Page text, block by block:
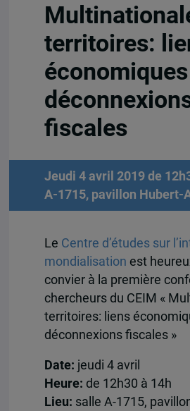
territoires:
fiscales
Jeudi 4 avril 2019 de
A-1715, pavillon Hubert-
Le Centre d’études sur
mondialisation est
convier à la première
chercheurs du CEIM «
territoires: liens
déconnexions fiscales »
Date: jeudi 4 avril
Heure: de 12h30 à 14h
Lieu: salle A-1715,